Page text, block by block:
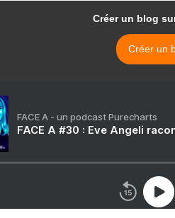
Créer un blog
Créer un
FACE A - un podcast Purecharts
FACE A #30 : Eve Angeli